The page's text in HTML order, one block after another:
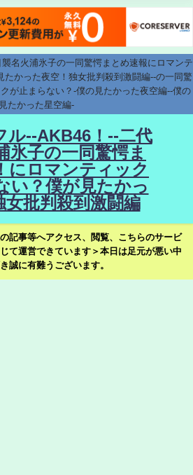
名火浦氷子の一同驚愕まとめ速報にロマンテ
たかった夜空！独女批判殺到激闘編--の一同驚
が止まらない？-僕の見たかった夜空編--僕の
見たかった星空編-
ル--AKB46！--二代
氷子の一同驚愕ま
にロマンティック
い？僕が見たかっ
女批判殺到激闘編
記事等へアクセス、閲覧、こちらのサービ
て運営できています＞本日は足元が悪い中
誠に有難うございます。